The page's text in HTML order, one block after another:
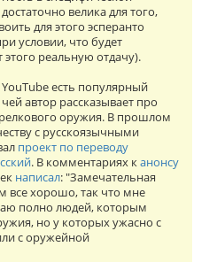
велика для того,
для этого эсперанто
условии, что будет
реальную отдачу).
есть популярный
чей автор рассказывает про
оружия. В прошлом
с русскоязычными
проект по переводу
. В комментариях канонсу
написал: "Замечательная
все хорошо, так что мне
полно людей, которым
но у которых ужасно с
с оружейной